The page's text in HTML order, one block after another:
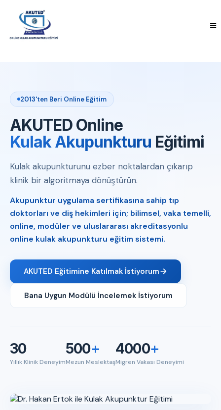
2013'ten Beri Online Eğitim
AKUTED Online
Kulak Akupunkturu Eğitimi
Kulak akupunkturunu ezber noktalardan çıkarıp
klinik bir algoritmaya dönüştürün.
Akupunktur uygulama sertifikasına sahip tıp
doktorları ve diş hekimleri için; bilimsel, vaka temelli,
online, modüler ve uluslararası akreditasyonlu
online kulak akupunkturu eğitim sistemi.
AKUTED Eğitimine Katılmak İstiyorum
Bana Uygun Modülü İncelemek İstiyorum
30
Yıllık Klinik Deneyim
500+
Mezun Meslektaş
4000+
Migren Vakası Deneyimi